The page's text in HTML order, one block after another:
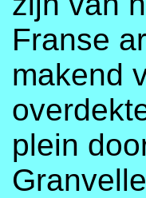
Franse
makend
plein